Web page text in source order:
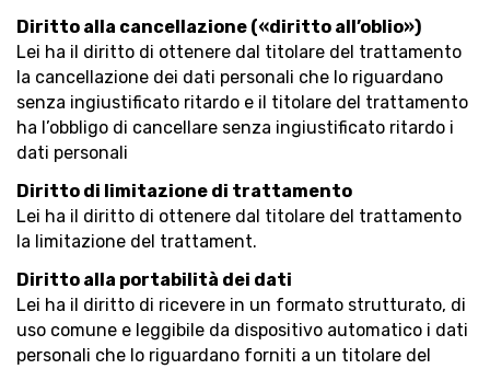
Diritto alla cancellazione («diritto all’oblio»)
Lei ha il diritto di ottenere dal titolare del trattamento
la cancellazione dei dati personali che lo riguardano
senza ingiustificato ritardo e il titolare del trattamento
ha l’obbligo di cancellare senza ingiustificato ritardo i
dati personali
Diritto di limitazione di trattamento
Lei ha il diritto di ottenere dal titolare del trattamento
la limitazione del trattament.
Diritto alla portabilità dei dati
Lei ha il diritto di ricevere in un formato strutturato, di
uso comune e leggibile da dispositivo automatico i dati
personali che lo riguardano forniti a un titolare del